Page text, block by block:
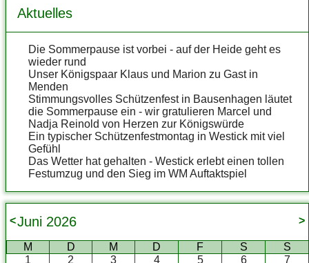
Aktuelles
Die Sommerpause ist vorbei - auf der Heide geht es
wieder rund
Unser Königspaar Klaus und Marion zu Gast in
Menden
Stimmungsvolles Schützenfest in Bausenhagen läutet
die Sommerpause ein - wir gratulieren Marcel und
Nadja Reinold von Herzen zur Königswürde
Ein typischer Schützenfestmontag in Westick mit viel
Gefühl
Das Wetter hat gehalten - Westick erlebt einen tollen
Festumzug und den Sieg im WM Auftaktspiel
Juni 2026
< >
M D M D F S
S
1
2 3 4 5 6
7